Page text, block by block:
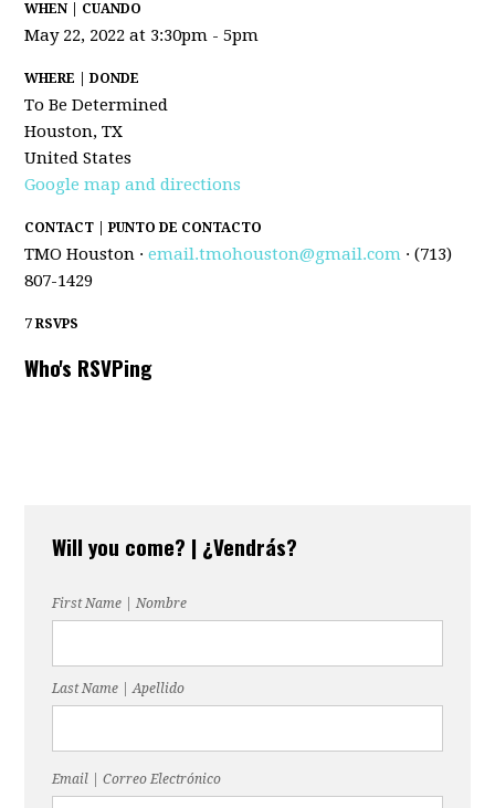
WHEN | CUANDO
May 22, 2022 at 3:30pm - 5pm
WHERE | DONDE
To Be Determined
Houston, TX
United States
Google map and directions
CONTACT | PUNTO DE CONTACTO
TMO Houston ·email.tmohouston@gmail.com · (713)
807-1429
7 RSVPS
Who's RSVPing
Will you come? | ¿Vendrás?
First Name | Nombre
Last Name | Apellido
Email | Correo Electrónico